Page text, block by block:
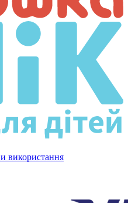
використання